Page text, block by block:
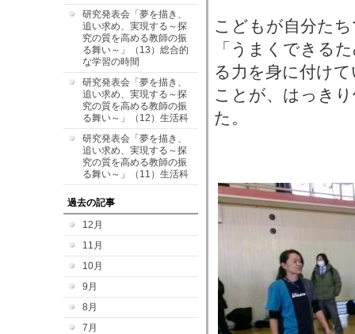
研究発表会「夢を描き、
追い求め、実現する～探
究の質を高める教師の振
る舞い～」（13）総合的
な学習の時間
研究発表会「夢を描き、
追い求め、実現する～探
究の質を高める教師の振
る舞い～」（12）生活科
研究発表会「夢を描き、
追い求め、実現する～探
究の質を高める教師の振
る舞い～」（11）生活科
過去の記事
12月
11月
10月
9月
8月
7月
こどもが自分た
「うまくできる
る力を身に付け
ことが、はっき
た。